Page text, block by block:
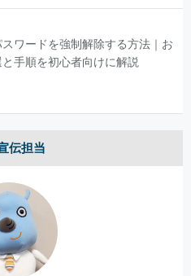
ワードを強制解除する方法｜お
手順を初心者向けに解説
伝担当